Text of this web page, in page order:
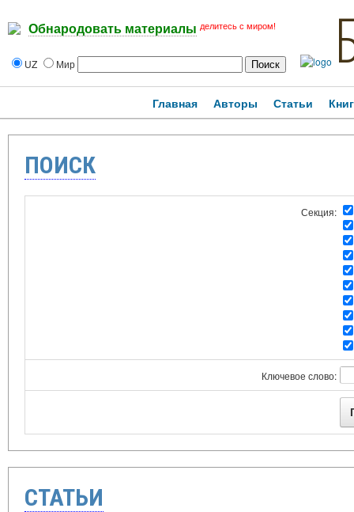
Обнародовать материалы делитесь с миром!
UZ Мир
Главная Авторы Статьи
ПОИСК
Секция:
Ключевое слово:
СТАТЬИ